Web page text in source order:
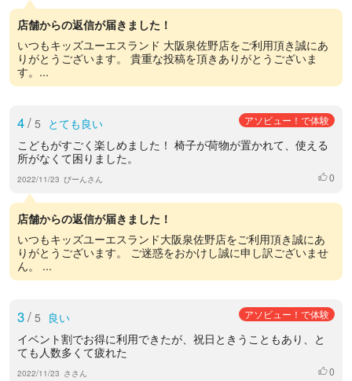
店舗からの返信が届きました！
いつもキッズユーエスランド 大阪泉佐野店をご利用頂き誠にあ
りがとうございます。 貴重な投稿を頂きありがとうございま
す。...
4/ 5 とても良い アソビュー！で体験
こどもがすごく楽しめました！ 椅子が荷物が置かれて、使える
所がなくて困りました。
2022/11/23 びーんさん いいね
0
店舗からの返信が届きました！
いつもキッズユーエスランド大阪泉佐野店をご利用頂き誠にあ
りがとうございます。 ご迷惑をおかけし誠に申し訳ございませ
ん。 ...
3/ 5 良い アソビュー！で体験
イベント割でお得に利用できたが、祝日ときうこともあり、と
ても人数多くて疲れた
2022/11/23 ささん いいね
0